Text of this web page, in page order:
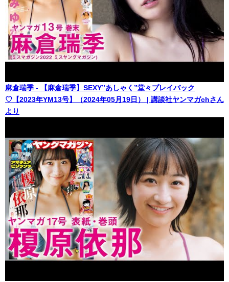
麻倉瑞季 - 【麻倉瑞季】SEXY”あしゃく”堂々プレイバック
♡【2023年YM13号】（2024年05月19日） | 講談社ヤンマガchさん
より